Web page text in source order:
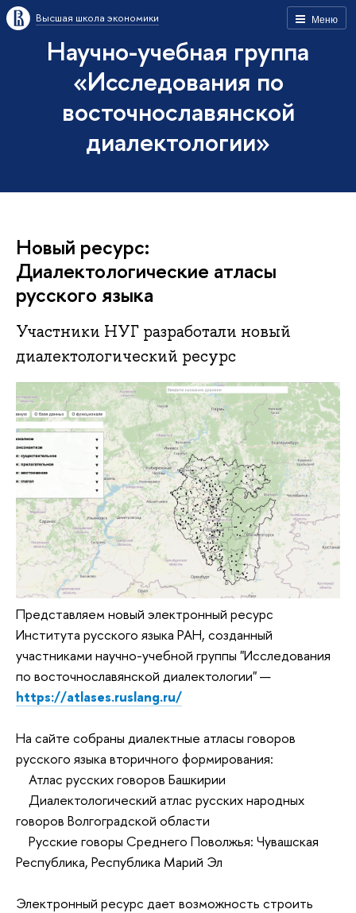
Меню
Высшая школа экономики
Научно-учебная группа
«Исследования по
восточнославянской
диалектологии»
Новый ресурс:
Диалектологические атласы
русского языка
Участники НУГ разработали новый
диалектологический ресурс
Представляем новый электронный ресурс
Института русского языка РАН, созданный
участниками научно-учебной группы "Исследования
по восточнославянской диалектологии" —
https://atlases.ruslang.ru/
На сайте собраны диалектные атласы говоров
русского языка вторичного формирования:
Атлас русских говоров Башкирии
Диалектологический атлас русских народных
говоров Волгоградской области
Русские говоры Среднего Поволжья: Чувашская
Республика, Республика Марий Эл
Электронный ресурс дает возможность строить